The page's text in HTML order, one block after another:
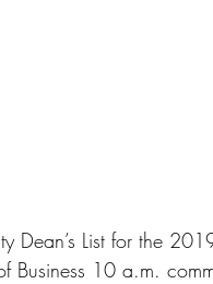
Dean’s List for the
Business 10 a.m.